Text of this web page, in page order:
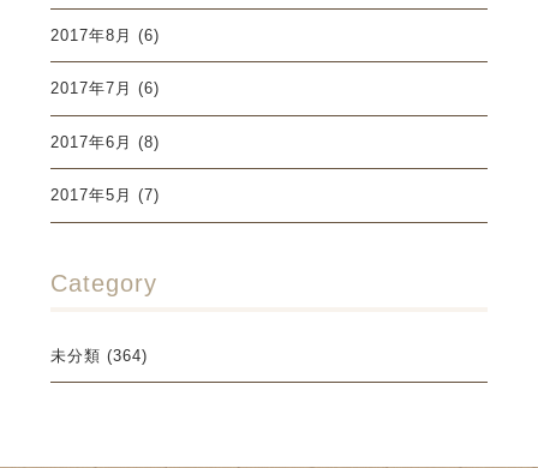
2017年8月 (6)
2017年7月 (6)
2017年6月 (8)
2017年5月 (7)
Category
未分類 (364)